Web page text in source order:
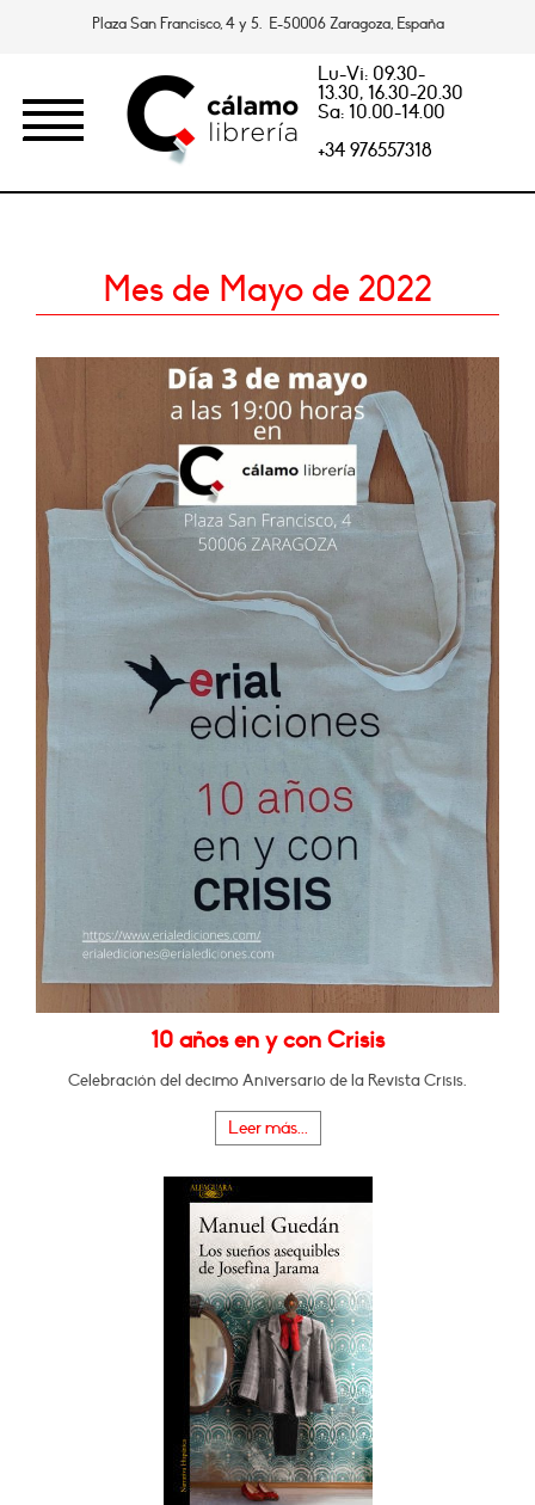
Plaza San Francisco, 4 y 5. E-50006 Zaragoza, España
Lu-Vi: 09.30-
13.30, 16.30-20.30
Sa: 10.00-14.00
+34 976557318
Mes de Mayo de 2022
10 años en y con Crisis
Celebración del decimo Aniversario de la Revista Crisis.
Leer más...